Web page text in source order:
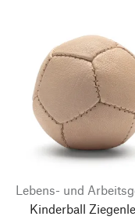
Kinderball